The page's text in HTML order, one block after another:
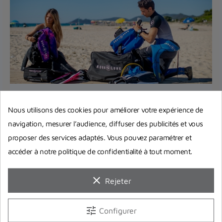
Quel matériel choisir pour bien
débuter ?
Vous pensez à investir dans votre premier
équipement complet de plongée ? On répond à
toutes vos interrogations et...
Lire la suite
Nous utilisons des cookies pour améliorer votre expérience de
navigation, mesurer l’audience, diffuser des publicités et vous
proposer des services adaptés. Vous pouvez paramétrer et
accéder à notre politique de confidentialité à tout moment.
clear Rejeter
tune Configurer